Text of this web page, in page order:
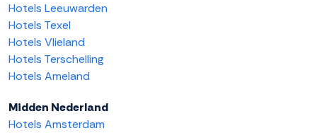
Hotels Leeuwarden
Hotels Texel
Hotels Vlieland
Hotels Terschelling
Hotels Ameland
Midden Nederland
Hotels Amsterdam